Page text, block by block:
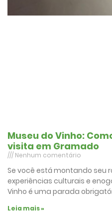
Museu do Vinho:
visita em Gramado
Nenhum comentário
Se você está montando seu
experiências culturais e
Vinho é uma parada
Leia mais »